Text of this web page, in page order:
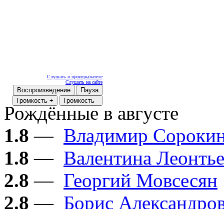
Слушать в проигрывателе
Слушать на сайте
Воспроизведение
Пауза
Громкость +
Громкость -
Рождённые в августе
1.8 — Владимир
1.8 — Валентина
2.8 — Георгий Мовсесян
2.8 — Борис